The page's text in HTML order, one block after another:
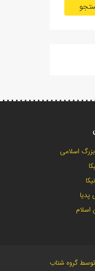
بزرگ اسلامی
پدیا
اسلام
گروه شتاب